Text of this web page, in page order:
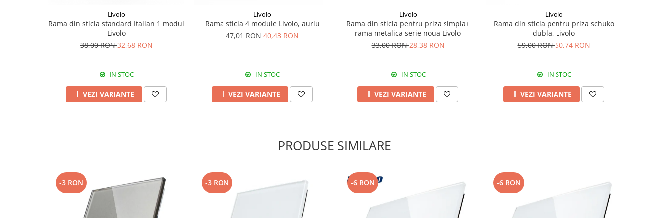
Livolo
Rama din sticla standard Italian 1 modul
Livolo
38,00 RON32,68 RON
IN STOC
VEZI VARIANTE
Livolo
Rama sticla 4 module Livolo, auriu
47,01 RON40,43 RON
IN STOC
VEZI VARIANTE
Livolo
Rama din sticla pentru priza simpla+
rama metalica serie noua Livolo
33,00 RON28,38 RON
IN STOC
VEZI VARIANTE
Livolo
Rama din sticla pentru priza schuko
dubla, Livolo
59,00 RON50,74 RON
IN STOC
VEZI VARIANTE
PRODUSE SIMILARE
-3 RON -3 RON -6 RON -6 RON